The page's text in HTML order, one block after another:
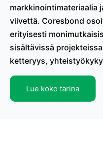
markkinointimateriaalia
viivettä. Coresbond
erityisesti
sisältävissä
ketteryys,
Lue koko tarina